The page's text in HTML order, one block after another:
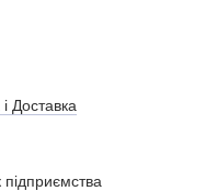
Доставка